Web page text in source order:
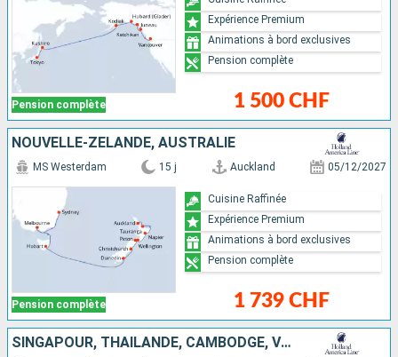
Pension complète 1 500 CHF
Expérience Premium
Animations à bord exclusives
Pension complète
NOUVELLE-ZÉLANDE, AUSTRALIE
Pension complète
MS Westerdam 15 j Auckland 05/12/2027
1 739 CHF
Cuisine Raffinée
Expérience Premium
Animations à bord exclusives
Pension complète
SINGAPOUR, THAÏLANDE, CAMBODGE, VIETNAM, CHINE